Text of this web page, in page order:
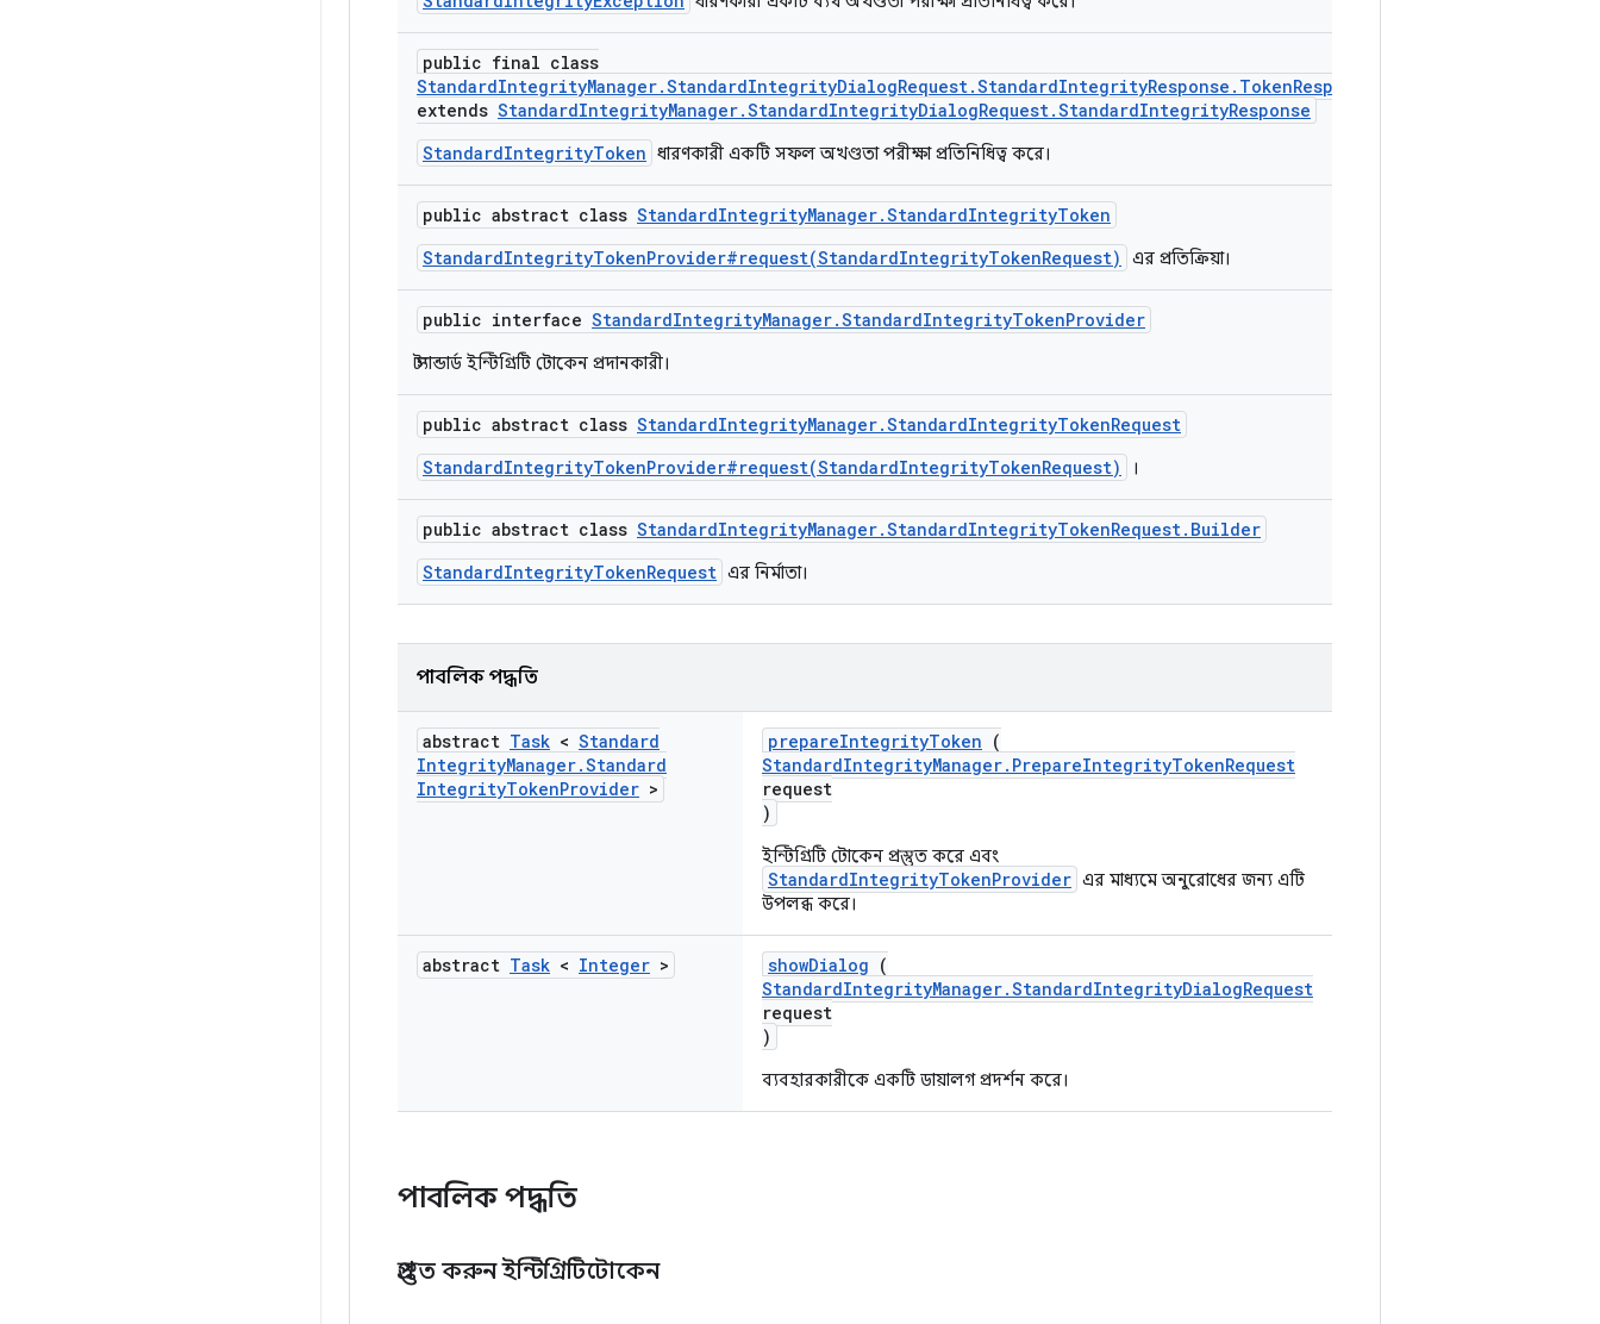
public final class
StandardIntegrityManager.StandardIntegrityDialogRequest.StandardIntegrityResponse.TokenResponse
extends StandardIntegrityManager.StandardIntegrityDialogRequest.StandardIntegrityResponse
StandardIntegrityToken ধারণকারী একটি সফল অখণ্ডতা পরীক্ষা প্রতিনিধিত্ব করে।
public abstract class StandardIntegrityManager.StandardIntegrityToken
StandardIntegrityTokenProvider#request(StandardIntegrityTokenRequest)
এর প্রতিক্রিয়া।
public interface StandardIntegrityManager.StandardIntegrityTokenProvider
স্ট্যান্ডার্ড ইন্টিগ্রিটি টোকেন প্রদানকারী।
public abstract class StandardIntegrityManager.StandardIntegrityTokenRequest
StandardIntegrityTokenProvider#request(StandardIntegrityTokenRequest)
।
public abstract class StandardIntegrityManager.StandardIntegrityTokenRequest.Builder
StandardIntegrityTokenRequest এর নির্মাতা।
পাবলিক পদ্ধতি
abstract Task < Standard
IntegrityManager.Standard
IntegrityTokenProvider >
prepareIntegrityToken (
StandardIntegrityManager.PrepareIntegrityTokenRequest
request
)
ইন্টিগ্রিটি টোকেন প্রস্তুত করে এবং
StandardIntegrityTokenProvider এর মাধ্যমে অনুরোধের জন্য এটি
উপলব্ধ করে।
abstract Task < Integer > showDialog (
StandardIntegrityManager.StandardIntegrityDialogRequest
request
)
ব্যবহারকারীকে একটি ডায়ালগ প্রদর্শন করে।
পাবলিক পদ্ধতি
প্রস্তুত করুন ইন্টিগ্রিটিটোকেন